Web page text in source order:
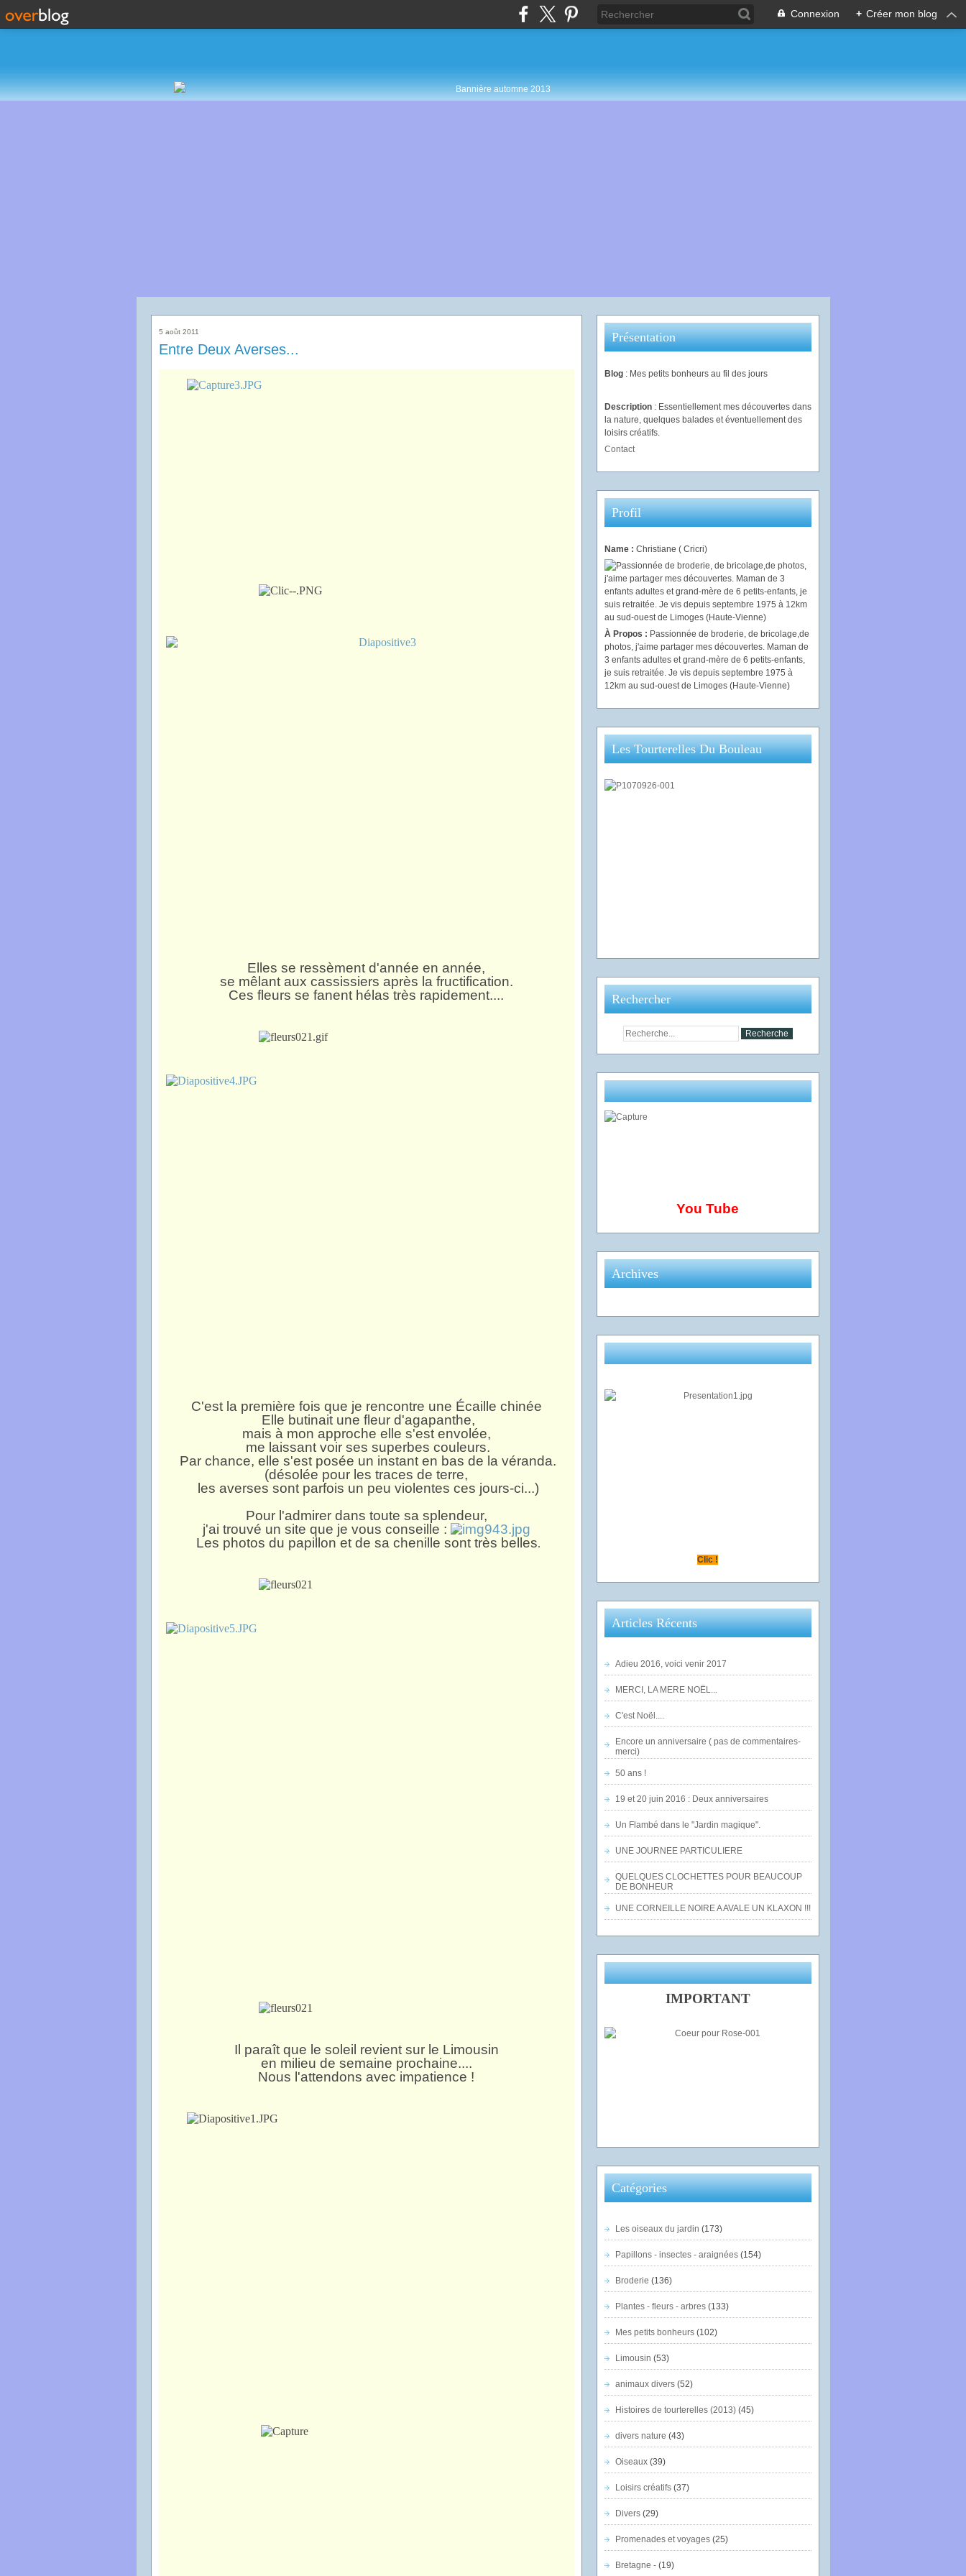
Connexion + Créer mon blog
5 août 2011
Entre Deux Averses...
Elles se ressèment d'année en année,
se mêlant aux cassissiers après la fructification.
Ces fleurs se fanent hélas très rapidement....
C'est la première fois que je rencontre une Écaille chinée
Elle butinait une fleur d'agapanthe,
mais à mon approche elle s'est envolée,
me laissant voir ses superbes couleurs.
Par chance, elle s'est posée un instant en bas de la véranda.
(désolée pour les traces de terre,
les averses sont parfois un peu violentes ces jours-ci...)
Pour l'admirer dans toute sa splendeur,
j'ai trouvé un site que je vous conseille :
Les photos du papillon et de sa chenille sont très belles.
Il paraît que le soleil revient sur le Limousin
en milieu de semaine prochaine....
Nous l'attendons avec impatience !
Présentation
Blog : Mes petits bonheurs au fil des jours
Description : Essentiellement mes découvertes dans
la nature, quelques balades et éventuellement des
loisirs créatifs.
Contact
Profil
Name : Christiane ( Cricri)
À Propos : Passionnée de broderie, de bricolage,de
photos, j'aime partager mes découvertes. Maman de
3 enfants adultes et grand-mère de 6 petits-enfants,
je suis retraitée. Je vis depuis septembre 1975 à
12km au sud-ouest de Limoges (Haute-Vienne)
Les Tourterelles Du Bouleau
Rechercher
You Tube
Archives
Clic !
Articles Récents
Adieu 2016, voici venir 2017
MERCI, LA MERE NOËL...
C'est Noël....
Encore un anniversaire ( pas de commentaires-
merci)
50 ans !
19 et 20 juin 2016 : Deux anniversaires
Un Flambé dans le "Jardin magique".
UNE JOURNEE PARTICULIERE
QUELQUES CLOCHETTES POUR BEAUCOUP
DE BONHEUR
UNE CORNEILLE NOIRE A AVALE UN KLAXON !!!
IMPORTANT
Catégories
Les oiseaux du jardin (173)
Papillons - insectes - araignées(154)
Broderie (136)
Plantes - fleurs - arbres(133)
Mes petits bonheurs(102)
Limousin (53)
animaux divers(52)
Histoires de tourterelles (2013)(45)
divers nature (43)
Oiseaux(39)
Loisirs créatifs(37)
Divers(29)
Promenades et voyages(25)
Bretagne -(19)